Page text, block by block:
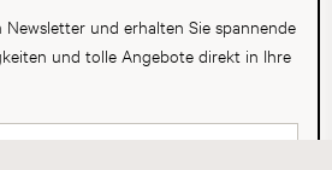
Newsletter und erhalten Sie spannende
und tolle Angebote direkt in Ihre